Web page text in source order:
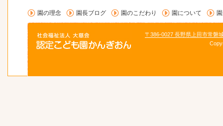
園の理念 園長ブログ 園のこだわり 園について
〒386-0027 長野県上田市常磐